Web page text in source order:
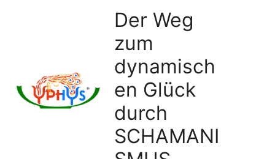
Der Weg
zum
dynamisch
en Glück
durch
SCHAMANI